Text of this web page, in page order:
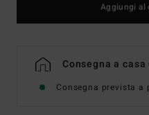
Aggiungi al
Consegna a
Consegna prevista a